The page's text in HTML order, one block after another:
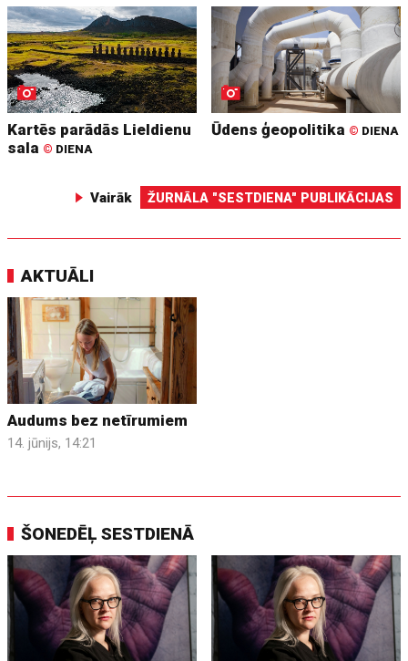
Kartēs parādās Lieldienu
sala © DIENA
Ūdens ģeopolitika © DIENA
Vairāk ŽURNĀLA "SESTDIENA" PUBLIKĀCIJAS
AKTUĀLI
Audums bez netīrumiem
14. jūnijs, 14:21
ŠONEDĒĻ SESTDIENĀ